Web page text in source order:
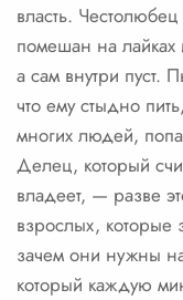
власть.
помешан на лайках
а сам внутри пуст.
что ему стыдно
многих людей,
Делец, который
владеет, — разве
взрослых, которые
зачем они нужны
который каждую